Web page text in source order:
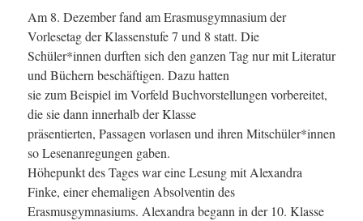
Am 8. Dezember fand am Erasmusgymnasium der
Vorlesetag der Klassenstufe 7 und 8 statt. Die
Schüler*innen durften sich den ganzen Tag nur mit Literatur
und Büchern beschäftigen. Dazu hatten
sie zum Beispiel im Vorfeld Buchvorstellungen vorbereitet,
die sie dann innerhalb der Klasse
präsentierten, Passagen vorlasen und ihren Mitschüler*innen
so Lesenanregungen gaben.
Höhepunkt des Tages war eine Lesung mit Alexandra
Finke, einer ehemaligen Absolventin des
Erasmusgymnasiums. Alexandra begann in der 10. Klasse